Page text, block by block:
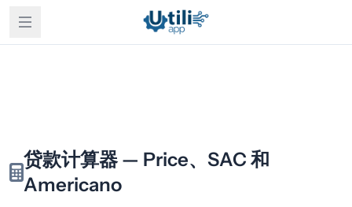
贷款计算器 — Price、SAC 和
Americano